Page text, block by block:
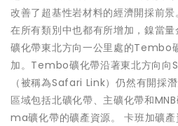
改善了超基性岩材料的經濟開採前
在所有類別中也都有所增加，鎳當
礦化帶東北方向一公里處的Tembo
加。Tembo礦化帶沿著東北方向向
（被稱為Safari Link）仍然有開採
區域包括北礦化帶、主礦化帶和
ma礦化帶的礦產資源。 卡班加礦